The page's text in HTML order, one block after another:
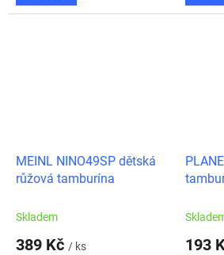
MEINL NINO49SP dětská
růžová tamburína
Skladem
389 Kč / ks
193